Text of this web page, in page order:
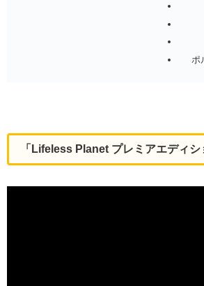
ポ
「Lifeless Planet プレミアエディ